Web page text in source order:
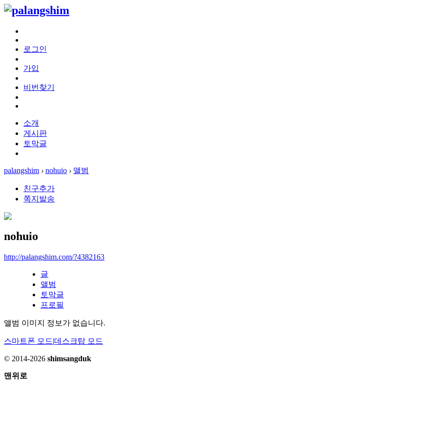
로그인
가입
비번찾기
소개
게시판
토막글
palangshim › nohuio › 앨범
친구추가
쪽지발송
nohuio
http://palangshim.com/?4382163
글
앨범
토막글
프로필
앨범 이미지 정보가 없습니다.
스마트폰 모드|데스크탑 모드
© 2014-2026 shimsangduk
맨위로